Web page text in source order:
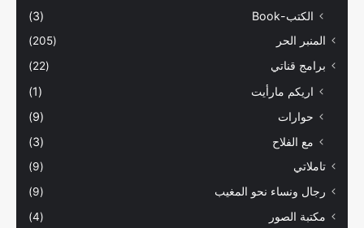
الكتب-Book
(3)
المنبر الحر
(205)
برامج قناتي
(22)
اريكم مارأيت
(1)
حوارات
(9)
مع الفلاح
(3)
تاملاتي
(9)
رجال ونساء نحو المغيب
(9)
مكتبة الصور
(4)